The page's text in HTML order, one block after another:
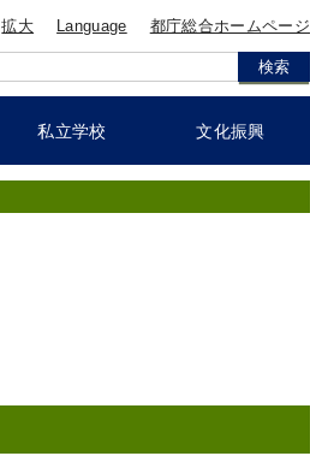
拡大 Language 都庁総合ホームページ
私立学校 文化振興